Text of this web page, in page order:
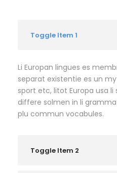
Toggle Item 1
Li Europan lingues es
separat existentie es un
sport etc, litot Europa usa li
differe solmen in li
plu commun vocabules.
Toggle Item 2